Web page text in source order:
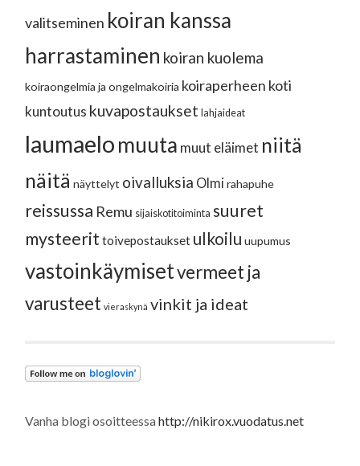
valitseminen koiran kanssa
harrastaminen koiran kuolema
koiraongelmia ja ongelmakoiria koiraperheen koti
kuntoutus kuvapostaukset lahjaideat
laumaelomuuta muut eläimet niitä
näitä näyttelyt oivalluksia Olmi rahapuhe
reissussa Remu sijaiskotitoiminta suuret
mysteerit toivepostaukset ulkoilu uupumus
vastoinkäymisetvermeet ja
varusteet vieraskynä vinkit ja ideat
Vanha blogi osoitteessahttp://nikirox.vuodatus.net